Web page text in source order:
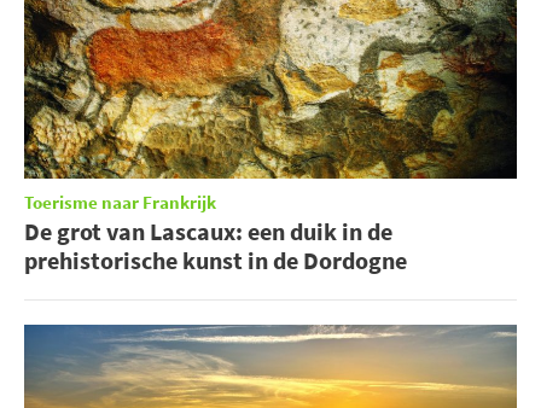
Toerisme naar Frankrijk
De grot van Lascaux: een duik in de
prehistorische kunst in de Dordogne